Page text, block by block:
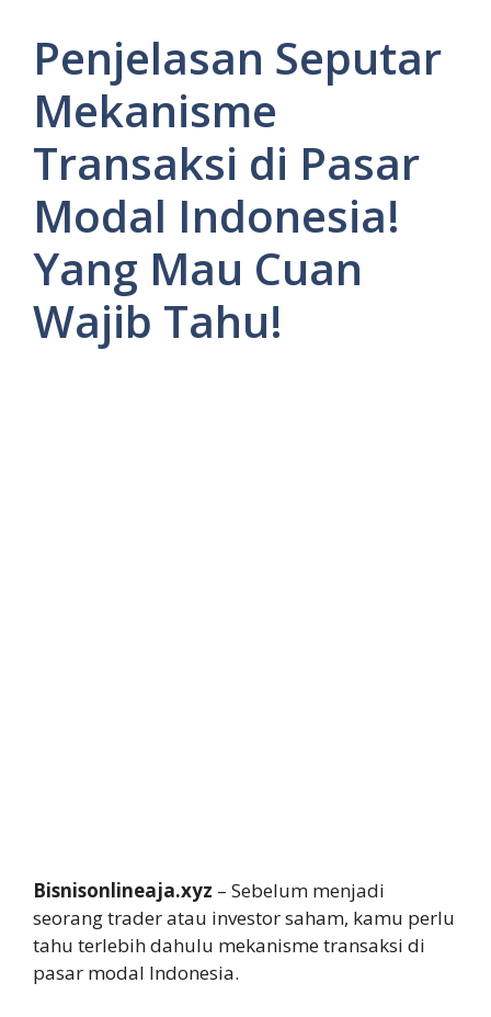
Penjelasan Seputar
Mekanisme
Transaksi di Pasar
Modal Indonesia!
Yang Mau Cuan
Wajib Tahu!
Bisnisonlineaja.xyz – Sebelum menjadi
seorang trader atau investor saham, kamu perlu
tahu terlebih dahulu mekanisme transaksi di
pasar modal Indonesia.